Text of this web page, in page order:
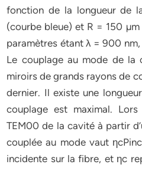
fonction de la longueur de
(courbe bleue) et R = 150
paramètres étant λ = 900
Le couplage au mode de la
miroirs de grands rayons de
dernier. Il existe une
couplage est maximal. Lors
TEM00 de la cavité à partir
couplée au mode vaut
incidente sur la fibre, et ηc